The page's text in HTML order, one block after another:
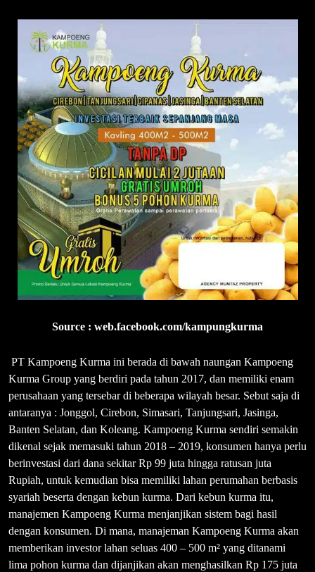
Source : web.facebook.com/kampungkurma
PT Kampoeng Kurma ini berada di bawah naungan Kampoeng
Kurma Group yang berdiri pada tahun 2017, dan memiliki enam
perusahaan yang tersebar di beberapa wilayah besar. Sebut saja di
antaranya : Jonggol, Cirebon, Simasari, Tanjungsari, Jasinga,
Banten Selatan, dan Koleang. Kampoeng Kurma sendiri semakin
dikenal sejak memasuki tahun 2018 – 2019, konsumen hanya perlu
berinvestasi dari dana sekitar Rp 99 juta hingga ratusan juta
Rupiah, untuk kemudian bisa memiliki lahan perumahan berbasis
syariah beserta dengan kebun kurma. Dari kebun kurma itu,
manajemen Kampoeng Kurma menjanjikan sistem bagi hasil
dengan konsumen. Di mana, manajeman Kampoeng Kurma akan
memberikan investor lahan seluas 400 – 500 m² yang ditanami
lima pohon kurma dan dijanjikan akan menghasilkan Rp 175 juta